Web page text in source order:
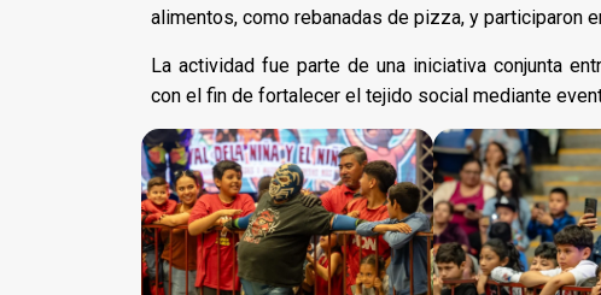
alimentos, como rebanadas de pizza, y participaron
La actividad fue parte de una iniciativa conjunta
con el fin de fortalecer el tejido social mediante